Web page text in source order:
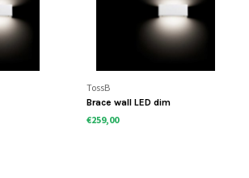
TossB
Brace wall LED dim
€259,00